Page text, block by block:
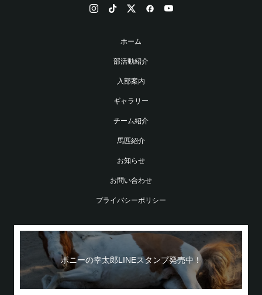
ホーム
部活動紹介
入部案内
ギャラリー
チーム紹介
馬匹紹介
お知らせ
お問い合わせ
プライバシーポリシー
ポニーの幸太郎LINEスタンプ発売中！